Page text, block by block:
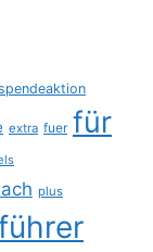
extra fuer für
plus